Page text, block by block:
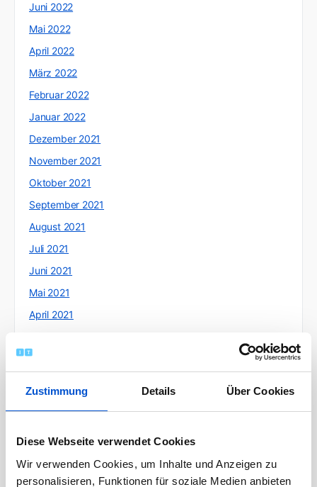
Zustimmung Details Über Cookies
Diese Webseite verwendet Cookies
Wir verwenden Cookies, um Inhalte und Anzeigen zu
personalisieren, Funktionen für soziale Medien anbieten
Juni 2022
Mai 2022
April 2022
März 2022
Februar 2022
Januar 2022
Dezember 2021
November 2021
Oktober 2021
September 2021
August 2021
Juli 2021
Juni 2021
Mai 2021
April 2021
Februar 2021
Oktober 2020
September 2020